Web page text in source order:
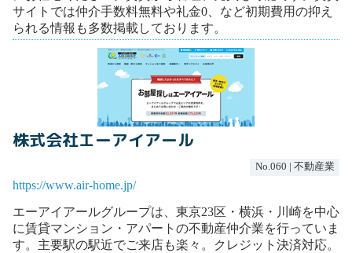
サイトでは仲介手数料無料や礼金0、など初期費用の抑え
られる情報も多数掲載しております。
株式会社エーアイアール
No.060 | 不動産業
https://www.air-home.jp/
エーアイアールグループは、東京23区・横浜・川崎を中心
に賃貸マンション・アパートの不動産仲介業を行っていま
す。主要駅の駅近でご来店も楽々。クレジット決済対応。